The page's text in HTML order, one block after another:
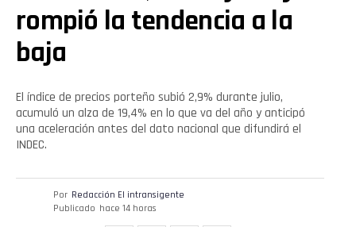
rompió la tendencia a la
baja
El índice de precios porteño subió 2,9% durante julio,
acumuló un alza de 19,4% en lo que va del año y anticipó
una aceleración antes del dato nacional que difundirá el
INDEC.
Por Redacción El intransigente
Publicado hace 14 horas